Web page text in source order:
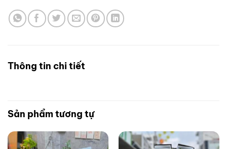
Thông tin chi tiết
Sản phẩm tương tự